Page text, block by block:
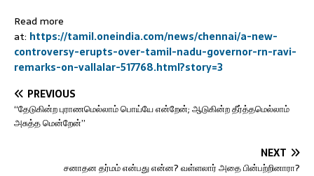
Read more
at: https://tamil.oneindia.com/news/chennai/a-new-
controversy-erupts-over-tamil-nadu-governor-rn-ravi-
remarks-on-vallalar-517768.html?story=3
PREVIOUS
“தேடுகின்ற புராணமெல்லாம் பொய்யே என்றேன்; ஆடுகின்ற தீர்த்தமெல்லாம்
அசுத்த மென்றேன்”
NEXT
சனாதன தர்மம் என்பது என்ன? வள்ளலார் அதை பின்பற்றினாரா?